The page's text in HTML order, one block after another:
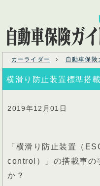
カーライダー 自動車保険
横滑り防止装置標準搭
2019年12月01日
「横滑り防止装置（
control）」の搭載車の
か？